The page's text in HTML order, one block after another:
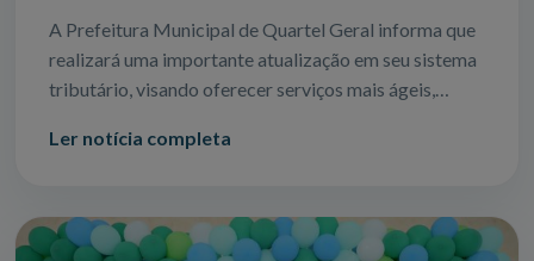
A Prefeitura Municipal de Quartel Geral informa que
realizará uma importante atualização em seu sistema
tributário, visando oferecer serviços mais ágeis,
Ler notícia completa